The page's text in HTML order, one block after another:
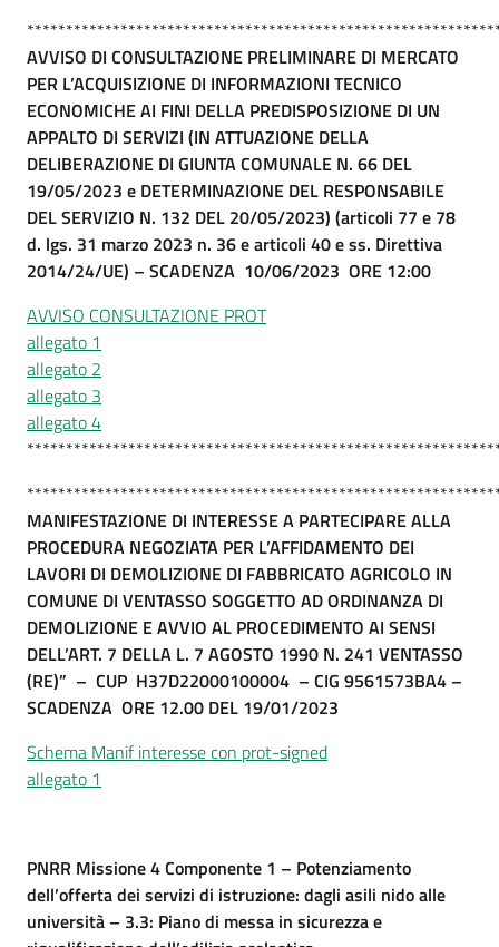
AVVISO DI CONSULTAZIONE PRELIMINARE DI MERCATO
PER L’ACQUISIZIONE DI INFORMAZIONI TECNICO
ECONOMICHE AI FINI DELLA PREDISPOSIZIONE DI UN
APPALTO DI SERVIZI (IN ATTUAZIONE DELLA
DELIBERAZIONE DI GIUNTA COMUNALE N. 66 DEL
19/05/2023 e DETERMINAZIONE DEL RESPONSABILE
DEL SERVIZIO N. 132 DEL 20/05/2023) (articoli 77 e 78
d. lgs. 31 marzo 2023 n. 36 e articoli 40 e ss. Direttiva
2014/24/UE) – SCADENZA 10/06/2023 ORE 12:00
AVVISO CONSULTAZIONE PROT
allegato 1
allegato 2
allegato 3
allegato 4
MANIFESTAZIONE DI INTERESSE A PARTECIPARE ALLA
PROCEDURA NEGOZIATA PER L’AFFIDAMENTO DEI
LAVORI DI DEMOLIZIONE DI FABBRICATO AGRICOLO IN
COMUNE DI VENTASSO SOGGETTO AD ORDINANZA DI
DEMOLIZIONE E AVVIO AL PROCEDIMENTO AI SENSI
DELL’ART. 7 DELLA L. 7 AGOSTO 1990 N. 241 VENTASSO
(RE)” – CUP H37D22000100004 – CIG 9561573BA4 –
SCADENZA ORE 12.00 DEL 19/01/2023
Schema Manif interesse con prot-signed
allegato 1
PNRR Missione 4 Componente 1 – Potenziamento
dell’offerta dei servizi di istruzione: dagli asili nido alle
università – 3.3: Piano di messa in sicurezza e